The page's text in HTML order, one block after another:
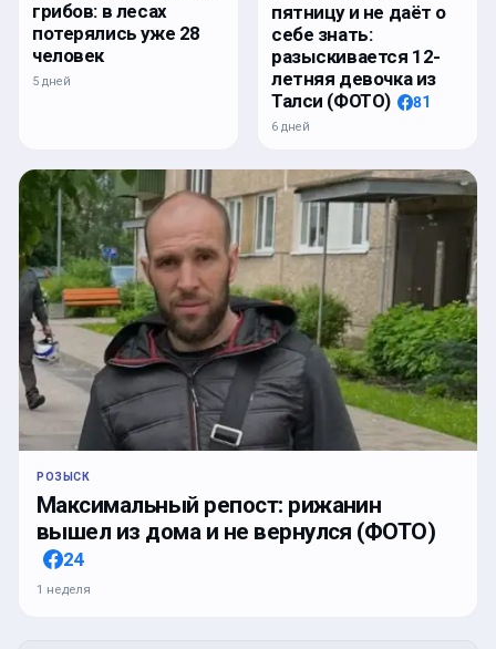
грибов: в лесах
потерялись уже 28
человек
5 дней
пятницу и не даёт о
себе знать:
разыскивается 12-
летняя девочка из
Талси (ФОТО)
81
6 дней
РОЗЫСК
Максимальный репост: рижанин
вышел из дома и не вернулся (ФОТО)
24
1 неделя